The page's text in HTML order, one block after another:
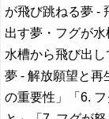
が飛び跳ねる夢 -
出す夢・フグが
水槽から飛び出
夢 - 解放願望と再
の重要性」「6.